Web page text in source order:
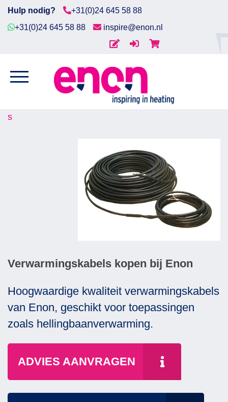
Diensten
Hulp nodig?
+31(0)24 645 58 88
+31(0)24 645 58 88
inspire@enon.nl
VERWARMINGSKABELS
Hellingbaanverwarming/ Verwarmingskabel
s
Verwarmingskabels kopen bij Enon
Hoogwaardige kwaliteit verwarmingskabels
van Enon, geschikt voor toepassingen
zoals hellingbaanverwarming.
ADVIES AANVRAGEN